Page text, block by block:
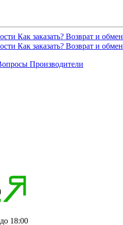
Как заказать? Возврат и обмен
Как заказать? Возврат и обмен
Производители
18:00